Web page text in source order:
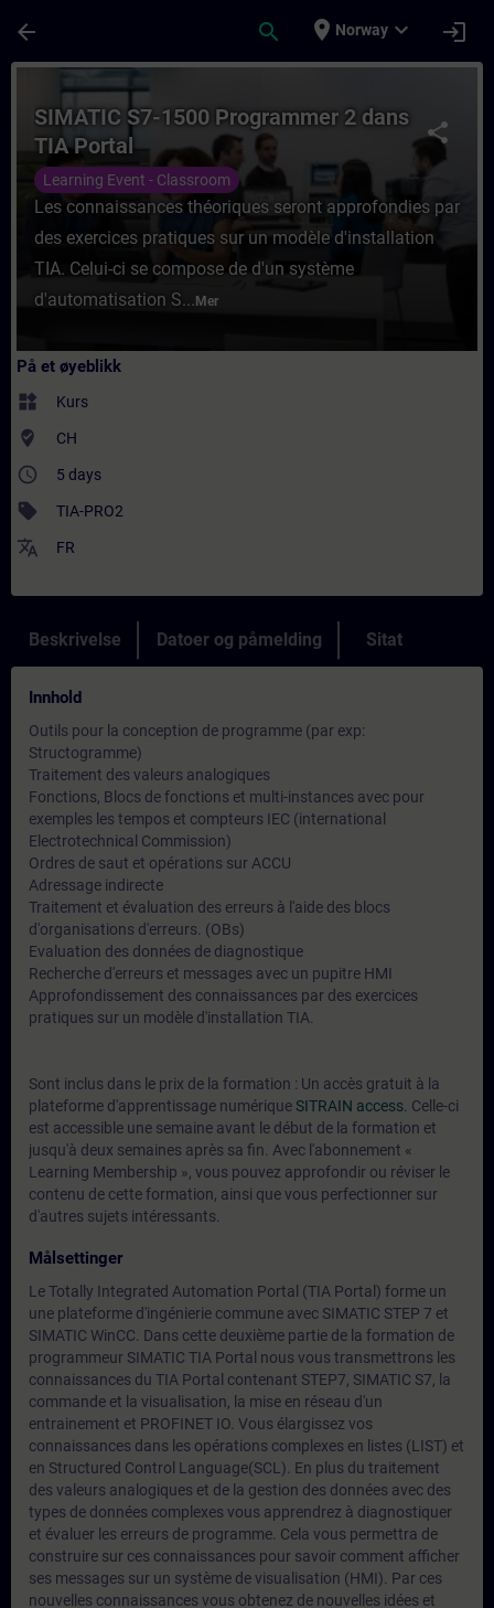
arrow_back search place Norway expand_more login
Kurs - SIMATIC S7-1500 Programmer 2
share
SIMATIC S7-1500 Programmer 2 dans
TIA Portal
Learning Event - Classroom
Les connaissances théoriques seront approfondies par
des exercices pratiques sur un modèle d'installation
TIA. Celui-ci se compose de d'un système
d'automatisation S... Mer
På et øyeblikk
widgets Kurs
where_to_vote CH
access_time 5 days
sell TIA-PRO2
translate FR
Beskrivelse Datoer og påmelding Sitat
Innhold
Outils pour la conception de programme (par exp:
Structogramme)
Traitement des valeurs analogiques
Fonctions, Blocs de fonctions et multi-instances avec pour
exemples les tempos et compteurs IEC (international
Electrotechnical Commission)
Ordres de saut et opérations sur ACCU
Adressage indirecte
Traitement et évaluation des erreurs à l'aide des blocs
d'organisations d'erreurs. (OBs)
Evaluation des données de diagnostique
Recherche d'erreurs et messages avec un pupitre HMI
Approfondissement des connaissances par des exercices
pratiques sur un modèle d'installation TIA.
Sont inclus dans le prix de la formation : Un accès gratuit à la
plateforme d'apprentissage numériqueSITRAIN access . Celle-ci
est accessible une semaine avant le début de la formation et
jusqu'à deux semaines après sa fin. Avec l'abonnement «
Learning Membership », vous pouvez approfondir ou réviser le
contenu de cette formation, ainsi que vous perfectionner sur
d'autres sujets intéressants.
Målsettinger
Le Totally Integrated Automation Portal (TIA Portal) forme un
une plateforme d'ingénierie commune avec SIMATIC STEP 7 et
SIMATIC WinCC. Dans cette deuxième partie de la formation de
programmeur SIMATIC TIA Portal nous vous transmettrons les
connaissances du TIA Portal contenant STEP7, SIMATIC S7, la
commande et la visualisation, la mise en réseau d'un
entrainement et PROFINET IO. Vous élargissez vos
connaissances dans les opérations complexes en listes (LIST) et
en Structured Control Language(SCL). En plus du traitement
des valeurs analogiques et de la gestion des données avec des
types de données complexes vous apprendrez à diagnostiquer
et évaluer les erreurs de programme. Cela vous permettra de
construire sur ces connaissances pour savoir comment afficher
ses messages sur un système de visualisation (HMI). Par ces
nouvelles connaissances vous obtenez de nouvelles idées et